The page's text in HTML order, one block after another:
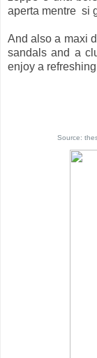
aperta mentre si
And also a maxi
sandals and a
enjoy a
Source: